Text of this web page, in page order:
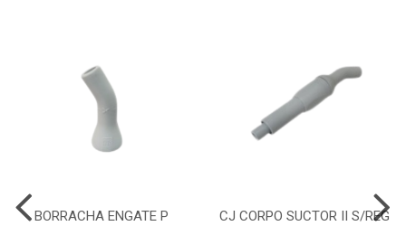
BORRACHA ENGATE P
CJ CORPO SUCTOR II S/REG